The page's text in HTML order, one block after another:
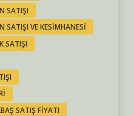
SATIŞI
SATIŞI VE KESIMHANESI
SATIŞI
SATIŞ FIYATI